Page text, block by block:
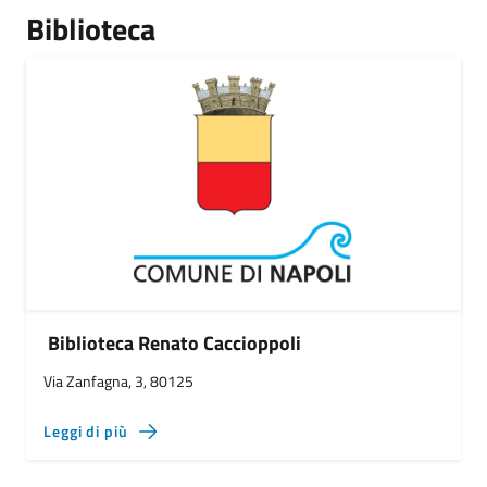
Biblioteca
Biblioteca Renato Caccioppoli
Via Zanfagna, 3, 80125
Leggi di più